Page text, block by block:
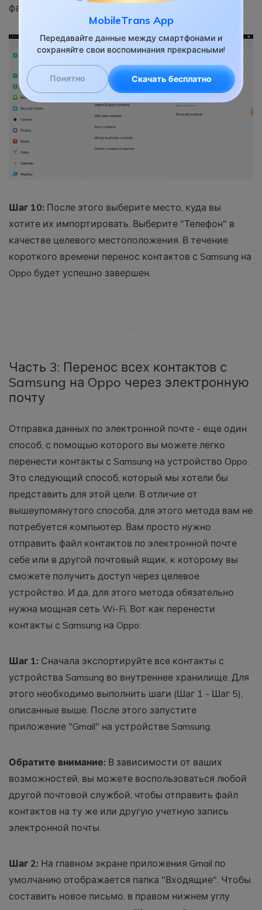
файл контактов с устройства Samsung.
Шаг 10: После этого выберите место, куда вы
хотите их импортировать. Выберите "Телефон" в
качестве целевого местоположения. В течение
короткого времени перенос контактов с Samsung на
Oppo будет успешно завершен.
Часть 3: Перенос всех контактов с
Samsung на Oppo через электронную
почту
Отправка данных по электронной почте - еще один
способ, с помощью которого вы можете легко
перенести контакты с Samsung на устройство Oppo.
Это следующий способ, который мы хотели бы
представить для этой цели. В отличие от
вышеупомянутого способа, для этого метода вам не
потребуется компьютер. Вам просто нужно
отправить файл контактов по электронной почте
себе или в другой почтовый ящик, к которому вы
сможете получить доступ через целевое
устройство. И да, для этого метода обязательно
нужна мощная сеть Wi-Fi. Вот как перенести
контакты с Samsung на Oppo:
Шаг 1: Сначала экспортируйте все контакты с
устройства Samsung во внутреннее хранилище. Для
этого необходимо выполнить шаги (Шаг 1 - Шаг 5),
описанные выше. После этого запустите
приложение "Gmail" на устройстве Samsung.
Обратите внимание: В зависимости от ваших
возможностей, вы можете воспользоваться любой
другой почтовой службой, чтобы отправить файл
контактов на ту же или другую учетную запись
электронной почты.
Шаг 2: На главном экране приложения Gmail по
умолчанию отображается папка "Входящие". Чтобы
составить новое письмо, в правом нижнем углу
MobileTrans App
Передавайте данные между смартфонами и
сохраняйте свои воспоминания прекрасными!
Понятно Скачать бесплатно